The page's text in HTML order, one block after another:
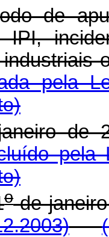
de
IPI,
pela
de
pela
ode